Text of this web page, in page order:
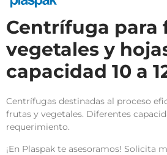
Centrífuga para
vegetales y
capacidad 10 a
Centrífugas destinadas al proceso
frutas y vegetales. Diferentes
requerimiento.
¡En Plaspak te asesoramos! Solicita